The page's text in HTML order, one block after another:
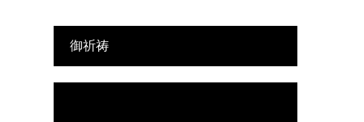
御祈祷